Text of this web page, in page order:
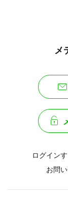
メ
ログイン
お問